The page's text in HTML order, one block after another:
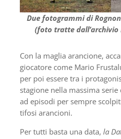
Due fotogrammi di
(foto tratte dall’archivio
Con la maglia arancione,
giocatore come Mario
per poi essere tra i
stagione nella massima
ad episodi per sempre
tifosi arancioni.
Per tutti basta una data, la